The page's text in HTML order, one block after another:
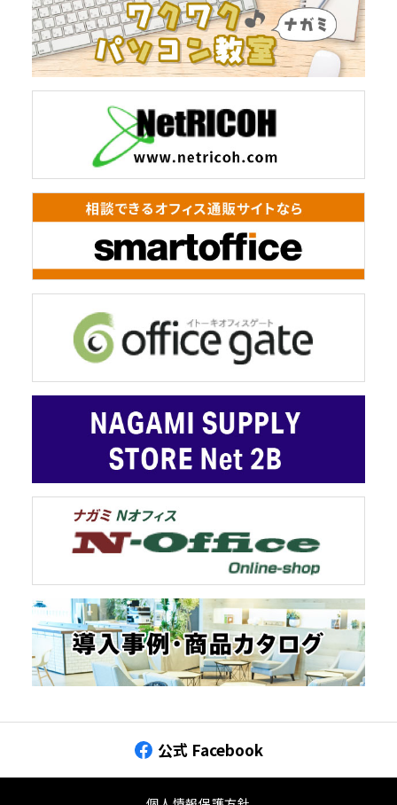
公式 Facebook